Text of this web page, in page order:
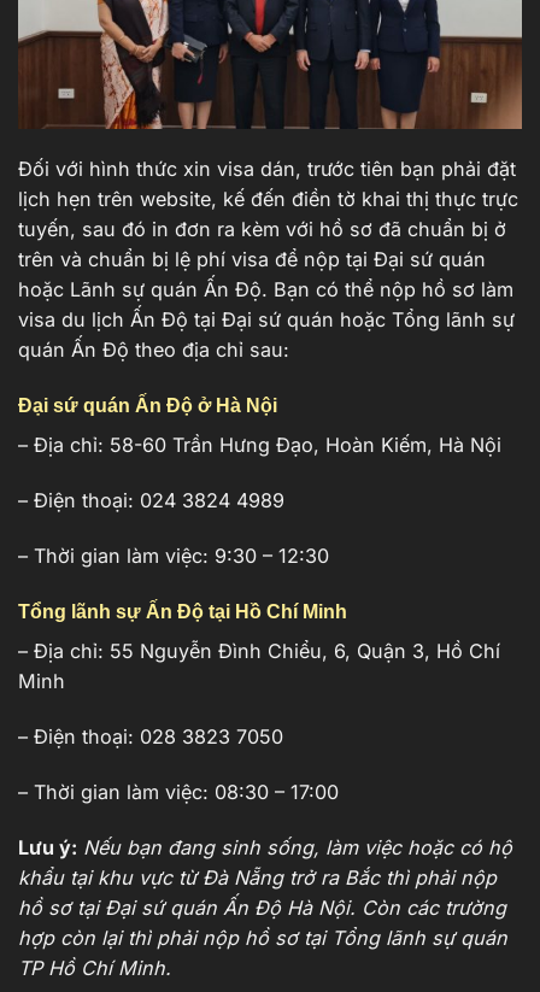
Đối với hình thức xin visa dán, trước tiên bạn phải đặt
lịch hẹn trên website, kế đến điền tờ khai thị thực trực
tuyến, sau đó in đơn ra kèm với hồ sơ đã chuẩn bị ở
trên và chuẩn bị lệ phí visa để nộp tại Đại sứ quán
hoặc Lãnh sự quán Ấn Độ. Bạn có thể nộp hồ sơ làm
visa du lịch Ấn Độ tại Đại sứ quán hoặc Tổng lãnh sự
quán Ấn Độ theo địa chỉ sau:
Đại sứ quán Ấn Độ ở Hà Nội
– Địa chỉ: 58-60 Trần Hưng Đạo, Hoàn Kiếm, Hà Nội
– Điện thoại: 024 3824 4989
– Thời gian làm việc: 9:30 – 12:30
Tổng lãnh sự Ấn Độ tại Hồ Chí Minh
– Địa chỉ: 55 Nguyễn Đình Chiểu, 6, Quận 3, Hồ Chí
Minh
– Điện thoại: 028 3823 7050
– Thời gian làm việc: 08:30 – 17:00
Lưu ý: Nếu bạn đang sinh sống, làm việc hoặc có hộ
khẩu tại khu vực từ Đà Nẵng trở ra Bắc thì phải nộp
hồ sơ tại Đại sứ quán Ấn Độ Hà Nội. Còn các trường
hợp còn lại thì phải nộp hồ sơ tại Tổng lãnh sự quán
TP Hồ Chí Minh.